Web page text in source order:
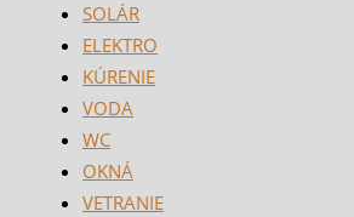
SOLÁR
ELEKTRO
KÚRENIE
VODA
WC
OKNÁ
VETRANIE